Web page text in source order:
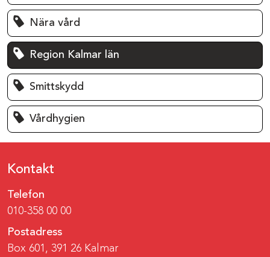
Nära vård
Region Kalmar län
Smittskydd
Vårdhygien
Kontakt
Telefon
010-358 00 00
Postadress
Box 601, 391 26 Kalmar